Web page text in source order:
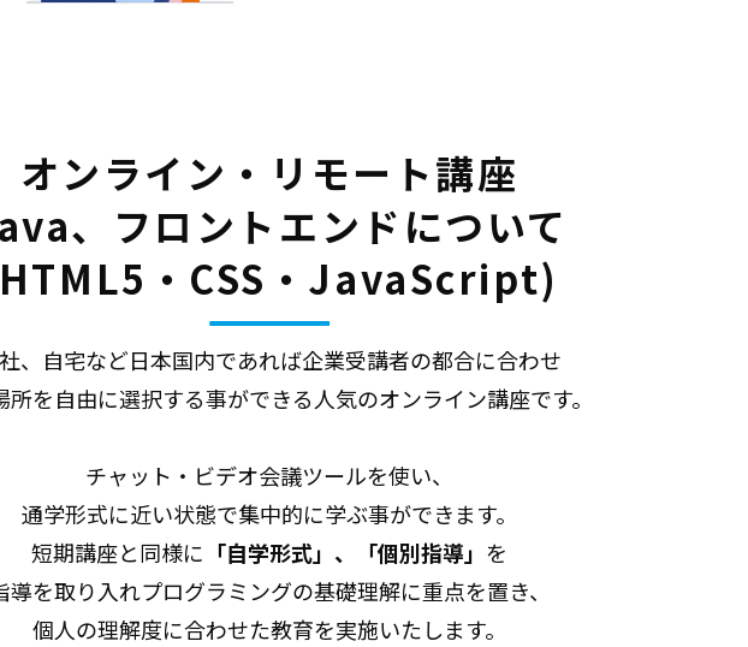
オンライン・リモート講座
、フロントエンドについて
・CSS・JavaScript)
、自宅など日本国内であれば企業受講者の都合に合わせ
所を自由に選択する事ができる人気のオンライン講座です。
チャット・ビデオ会議ツールを使い、
通学形式に近い状態で集中的に学ぶ事ができます。
短期講座と同様に 「自学形式」、「個別指導」 を
導を取り入れプログラミングの基礎理解に重点を置き、
個人の理解度に合わせた教育を実施いたします。